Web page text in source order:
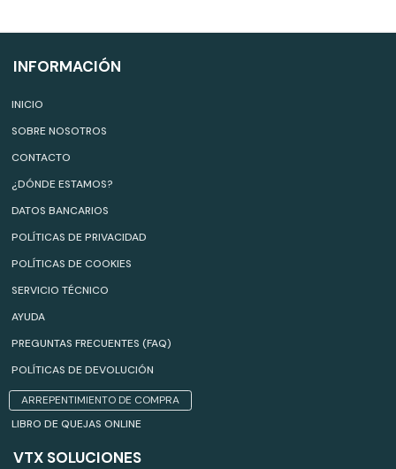
INFORMACIÓN
INICIO
SOBRE NOSOTROS
CONTACTO
¿DÓNDE ESTAMOS?
DATOS BANCARIOS
POLÍTICAS DE PRIVACIDAD
POLÍTICAS DE COOKIES
SERVICIO TÉCNICO
AYUDA
PREGUNTAS FRECUENTES (FAQ)
POLÍTICAS DE DEVOLUCIÓN
ARREPENTIMIENTO DE COMPRA
LIBRO DE QUEJAS ONLINE
VTX SOLUCIONES